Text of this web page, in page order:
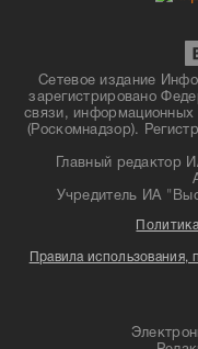
Сетевое издание
зарегистрировано
связи, информационных
(Роскомнадзор).
Главный редактор
Учредитель ИА
Правила использования,